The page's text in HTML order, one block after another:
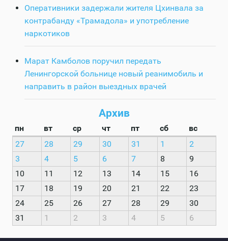
Оперативники задержали жителя Цхинвала за
контрабанду «Трамадола» и употребление
наркотиков
Марат Камболов поручил передать
Ленингорской больнице новый реанимобиль и
направить в район выездных врачей
Архив
пн вт ср чт пт сб
вс
27
28 29 30 31 1
2
3
4 5 6 7 8
9
10
11 12 13 14 15
16
17
18 19 20 21 22
23
24
25 26 27 28 29
30
31
1 2 3 4 5 6